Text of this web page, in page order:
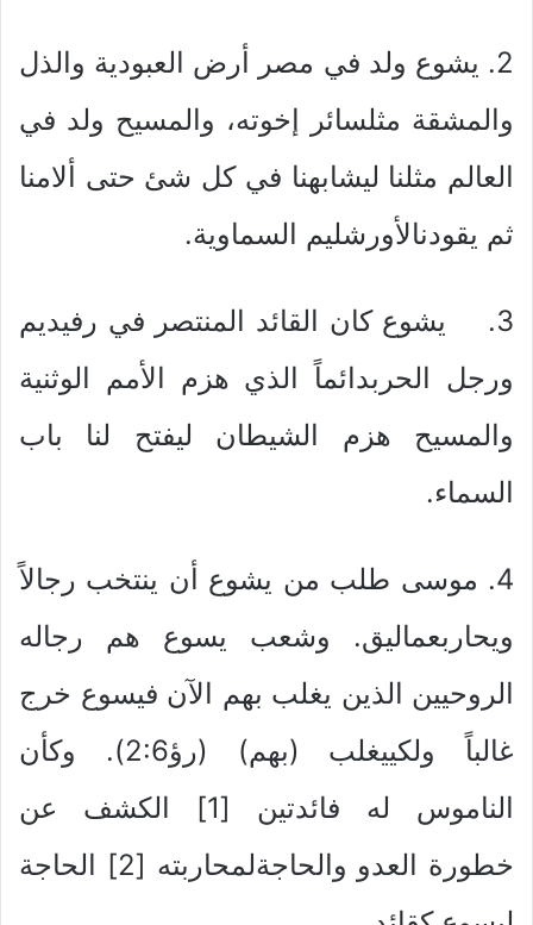
2. يشوع ولد في مصر أرض العبودية والذل
والمشقة مثلسائر إخوته، والمسيح ولد في
العالم مثلنا ليشابهنا في كل شئ حتى ألامنا
ثم يقودنالأورشليم السماوية.
3. يشوع كان القائد المنتصر في رفيديم
ورجل الحربدائماً الذي هزم الأمم الوثنية
والمسيح هزم الشيطان ليفتح لنا باب
السماء.
4. موسى طلب من يشوع أن ينتخب رجالاً
ويحاربعماليق. وشعب يسوع هم رجاله
الروحيين الذين يغلب بهم الآن فيسوع خرج
غالباً ولكييغلب (بهم) (رؤ2:6). وكأن
الناموس له فائدتين [1] الكشف عن
خطورة العدو والحاجةلمحاربته [2] الحاجة